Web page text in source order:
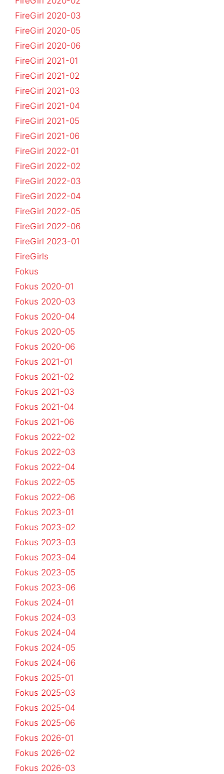
FireGirl 2020-03
FireGirl 2020-05
FireGirl 2020-06
FireGirl 2021-01
FireGirl 2021-02
FireGirl 2021-03
FireGirl 2021-04
FireGirl 2021-05
FireGirl 2021-06
FireGirl 2022-01
FireGirl 2022-02
FireGirl 2022-03
FireGirl 2022-04
FireGirl 2022-05
FireGirl 2022-06
FireGirl 2023-01
FireGirls
Fokus
Fokus 2020-01
Fokus 2020-03
Fokus 2020-04
Fokus 2020-05
Fokus 2020-06
Fokus 2021-01
Fokus 2021-02
Fokus 2021-03
Fokus 2021-04
Fokus 2021-06
Fokus 2022-02
Fokus 2022-03
Fokus 2022-04
Fokus 2022-05
Fokus 2022-06
Fokus 2023-01
Fokus 2023-02
Fokus 2023-03
Fokus 2023-04
Fokus 2023-05
Fokus 2023-06
Fokus 2024-01
Fokus 2024-03
Fokus 2024-04
Fokus 2024-05
Fokus 2024-06
Fokus 2025-01
Fokus 2025-03
Fokus 2025-04
Fokus 2025-06
Fokus 2026-01
Fokus 2026-02
Fokus 2026-03